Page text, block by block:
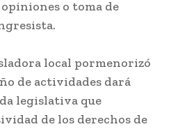
o toma de
local pormenorizó
de actividades dará
legislativa que
de los derechos de